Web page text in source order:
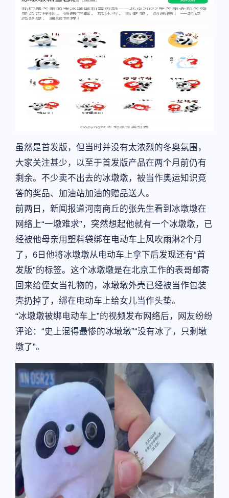
虽然是首发版，但当时并没有太浓烈的冬奥氛围，
大家关注甚少，以至于首发版产品在两个月前仍有
剩余。不少卖不出去的冰墩墩，被当作奥运知识竞
答的奖品、加油站加油的赠品送人。
前两日，新闻报道河南商丘的张先生看到冰墩墩在
网络上“一墩难求”，突然想起他就有一个冰墩墩，已
经被他母亲用塑料袋绑在电动车上风吹雨淋2个月
了，6日他将冰墩墩从电动车上拿下后发现还有“首
发版”的标签。这个冰墩墩是在北京工作的表哥邮寄
回来给侄女当礼物的，冰墩墩外壳已经被当作包装
壳扔掉了，绑在电动车上给女儿当作头垫。
“冰墩墩被绑电动车上”的视频发布网络后，网友纷纷
评论：“史上混得最惨的冰墩墩”“没有冰了，只剩墩
墩了”。